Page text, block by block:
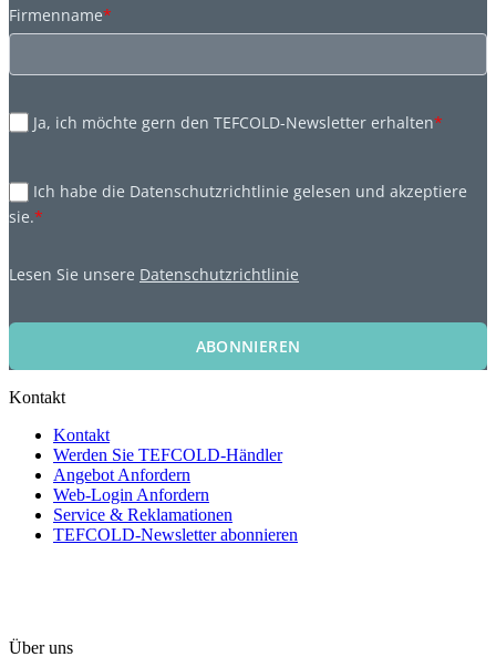
Firmenname*
Ja, ich möchte gern den TEFCOLD-Newsletter erhalten*
Ich habe die Datenschutzrichtlinie gelesen und akzeptiere
sie.*
Lesen Sie unsere Datenschutzrichtlinie
ABONNIEREN
Kontakt
Kontakt
Werden Sie TEFCOLD-Händler
Angebot Anfordern
Web-Login Anfordern
Service & Reklamationen
TEFCOLD-Newsletter abonnieren
Über uns